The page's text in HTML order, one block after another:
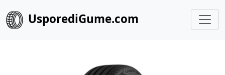
UsporediGume.com